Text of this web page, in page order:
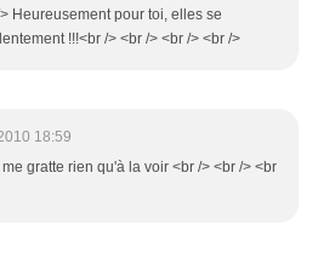
Heureusement pour toi, elles se
!!!<br /> <br /> <br /> <br />
18:59
gratte rien qu'à la voir <br /> <br /> <br